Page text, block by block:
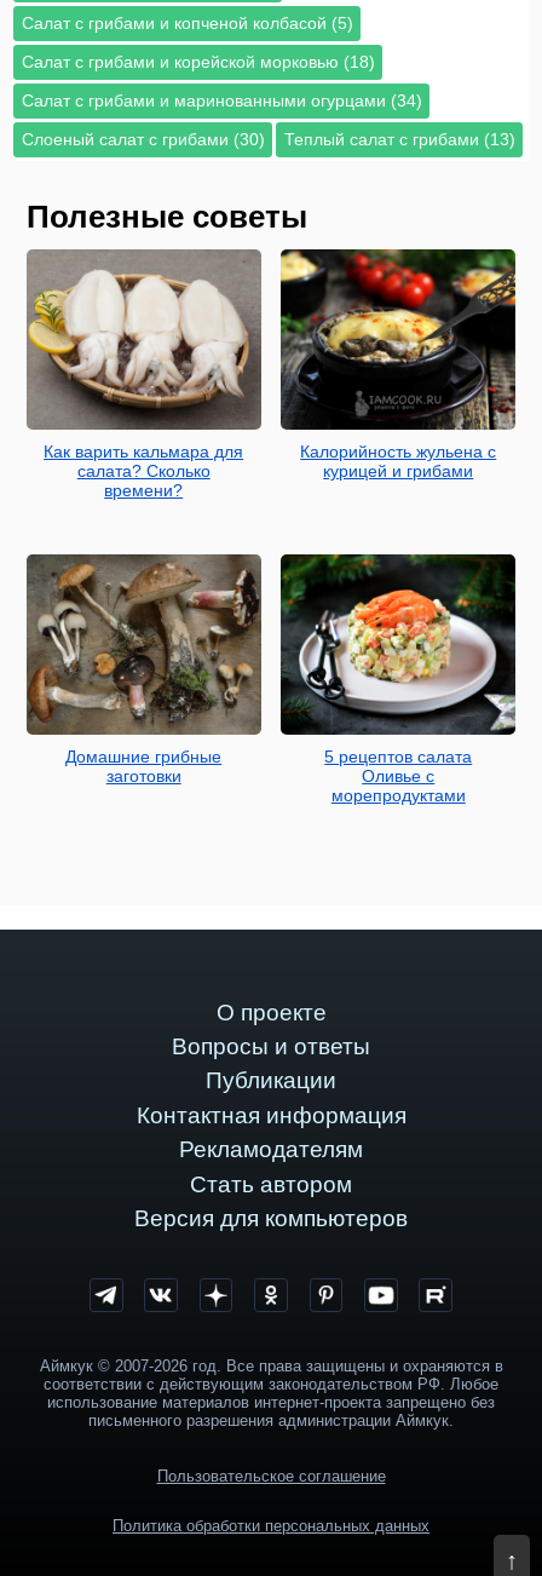
↑
Салат с грибами и копченой колбасой (5)
Салат с грибами и корейской морковью (18)
Салат с грибами и маринованными огурцами (34)
Слоеный салат с грибами (30)
Теплый салат с грибами (13)
Полезные советы
Как варить кальмара для
салата? Сколько
времени?
Калорийность жульена с
курицей и грибами
Домашние грибные
заготовки
5 рецептов салата
Оливье с
морепродуктами
О проекте
Вопросы и ответы
Публикации
Контактная информация
Рекламодателям
Стать автором
Версия для компьютеров
Аймкук © 2007-2026 год. Все права защищены и охраняются в
соответствии с действующим законодательством РФ. Любое
использование материалов интернет-проекта запрещено без
письменного разрешения администрации Аймкук.
Пользовательское соглашение
Политика обработки персональных данных